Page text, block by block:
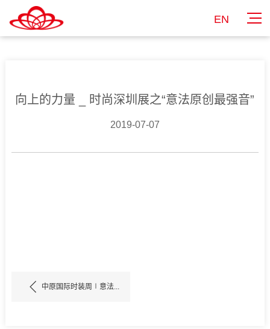
EN
向上的力量 _ 时尚深圳展之“意法原创最强音”
2019-07-07
中原国际时装周∣意法...